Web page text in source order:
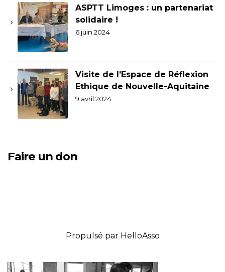
ASPTT Limoges : un partenariat
solidaire !
6 juin 2024
Visite de l’Espace de Réflexion
Ethique de Nouvelle-Aquitaine
9 avril 2024
Faire un don
Propulsé par HelloAsso